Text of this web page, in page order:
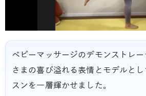
ベビーマッサージのデモンストレ
さまの喜び溢れる表情とモデルと
スンを一層輝かせました。